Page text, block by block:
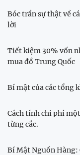
Bóc trần sự thật về
lời
Tiết kiệm 30% vốn
mua đồ Trung Quốc
Bí mật của các tổng
Cách tính chi phí
từng cắc.
Bí Mật Nguồn Hàng: